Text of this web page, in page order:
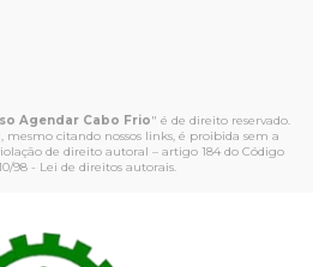
Agendar Cabo Frio" é de direito reservado.
citando nossos links, é proibida sem a
de direito autoral – artigo 184 do Código
98 - Lei de direitos autorais.